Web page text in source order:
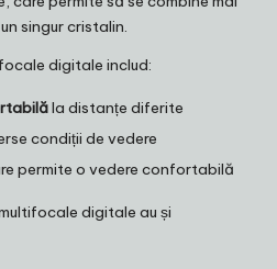
singur cristalin.
digitale includ:
la distanțe diferite
condiții de vedere
permite o vedere confortabilă
digitale au și